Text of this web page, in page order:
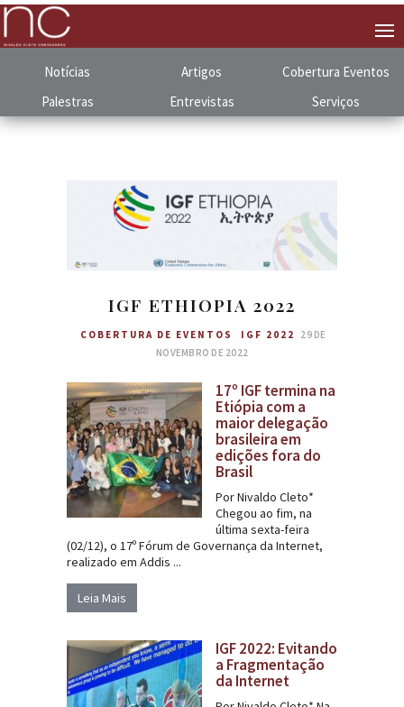
Notícias Artigos Cobertura Eventos
Palestras
Entrevistas Serviços
IGF ETHIOPIA 2022
COBERTURA DE EVENTOS IGF 2022
29 DE
NOVEMBRO DE 2022
17º IGF termina na
Etiópia com a
maior delegação
brasileira em
edições fora do
Brasil
Por Nivaldo Cleto*
Chegou ao fim, na
última sexta-feira
(02/12), o 17º Fórum de Governança da Internet,
realizado em Addis ...
Leia Mais
IGF 2022: Evitando
a Fragmentação
da Internet